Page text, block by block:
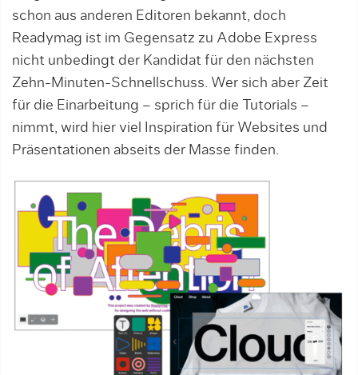
schon aus anderen Editoren bekannt, doch
Readymag ist im Gegensatz zu Adobe Express
nicht unbedingt der Kandidat für den nächsten
Zehn-Minuten-Schnellschuss. Wer sich aber Zeit
für die Einarbeitung – sprich für die Tutorials –
nimmt, wird hier viel Inspiration für Websites und
Präsentationen abseits der Masse finden.